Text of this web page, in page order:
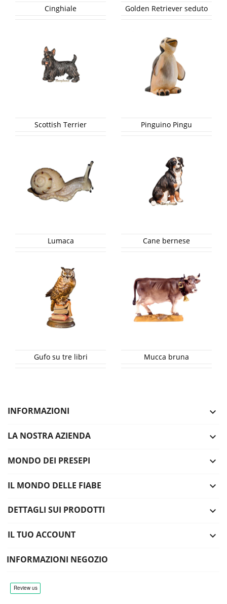
Cinghiale Golden Retriever seduto
Scottish Terrier Pinguino Pingu
Lumaca Cane bernese
Gufo su tre libri Mucca bruna
INFORMAZIONI 
LA NOSTRA AZIENDA 
MONDO DEI PRESEPI 
IL MONDO DELLE FIABE 
DETTAGLI SUI PRODOTTI 
IL TUO ACCOUNT 
INFORMAZIONI NEGOZIO